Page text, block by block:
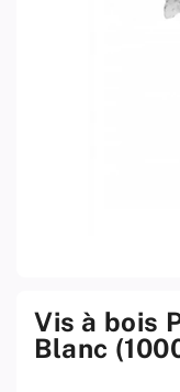
w
menu
modal
Vis à bois
Blanc